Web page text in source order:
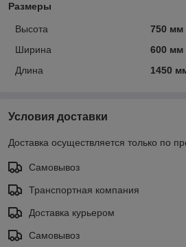
Размеры
Высота
750 мм
Ширина
600 мм
Длина
1450
Условия доставки
Доставка осуществляется только по
Самовывоз
Транспортная компания
Доставка курьером
Самовывоз